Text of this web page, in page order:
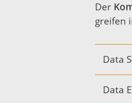
Der
greifen
Data
Data